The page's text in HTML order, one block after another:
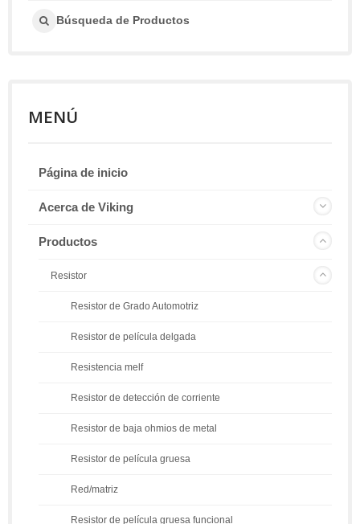
Búsqueda de Productos
MENÚ
Página de inicio
Acerca de Viking
Productos
Resistor
Resistor de Grado Automotriz
Resistor de película delgada
Resistencia melf
Resistor de detección de corriente
Resistor de baja ohmios de metal
Resistor de película gruesa
Red/matriz
Resistor de película gruesa funcional